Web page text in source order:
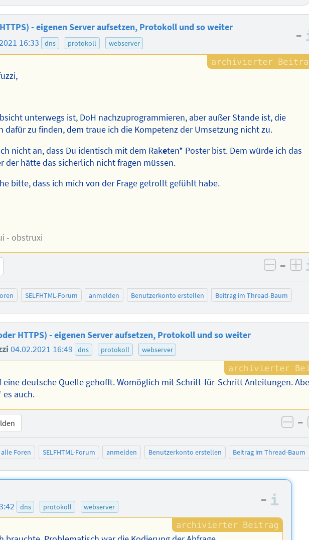
- eigenen Server aufsetzen, Protokoll und so weiter
16:33 dns protokoll webserver
–
unterwegs ist, DoH nachzuprogrammieren, aber außer Stande ist, die
dafür zu finden, dem traue ich die Kompetenz der Umsetzung nicht zu.
nicht an, dass Du identisch mit dem Raketen* Poster bist. Dem würde ich das
der hätte das sicherlich nicht fragen müssen.
bitte, dass ich mich von der Frage getrollt gefühlt habe.
- obstruxi
negativ
–
SELFHTML-Forum anmelden Benutzerkonto erstellen Beitrag im Thread-Baum
HTTPS) - eigenen Server aufsetzen, Protokoll und so weiter
04.02.2021 16:49 dns protokoll webserver
eine deutsche Quelle gehofft. Womöglich mit Schritt-für-Schritt Anleitungen.
es auch.
–
alle Foren SELFHTML-Forum anmelden Benutzerkonto erstellen Beitrag im Thread-Baum
dns protokoll webserver –